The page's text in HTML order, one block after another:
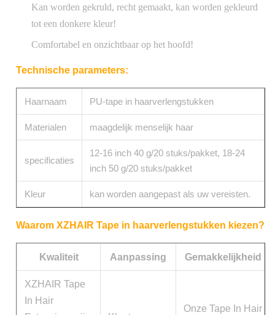
Kan worden gekruld, recht gemaakt, kan worden gekleurd
tot een donkere kleur!
Comfortabel en onzichtbaar op het hoofd!
Technische parameters:
Haarnaam PU-tape in haarverlengstukken
Materialen maagdelijk menselijk haar
specificaties
12-16 inch 40 g/20 stuks/pakket, 18-24
inch 50 g/20 stuks/pakket
Kleur kan worden aangepast als uw vereisten.
Waarom XZHAIR Tape in haarverlengstukken kiezen?
Kwaliteit Aanpassing Gemakkelijkheid
XZHAIR Tape
In Hair
Onze Tape In Hair